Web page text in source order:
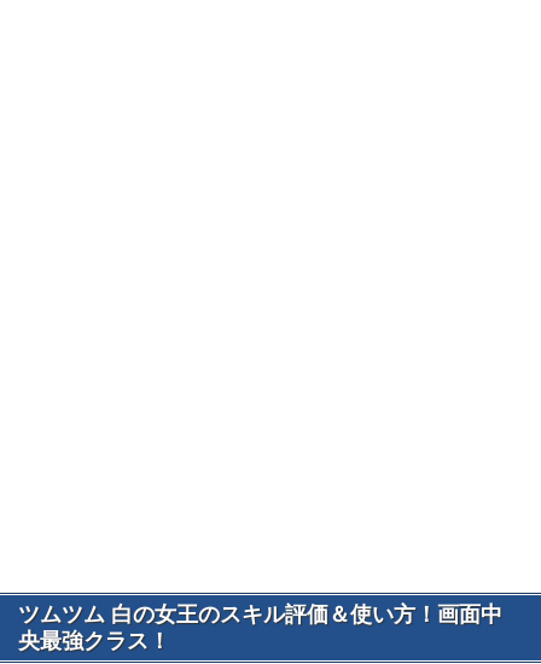
ツムツム 白の女王のスキル評価＆使い方！画面中
央最強クラス！